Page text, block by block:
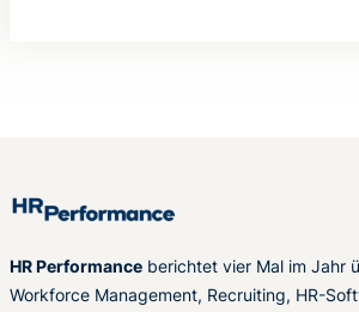
HR Performance berichtet vier Mal im Jahr
Workforce Management, Recruiting, HR-